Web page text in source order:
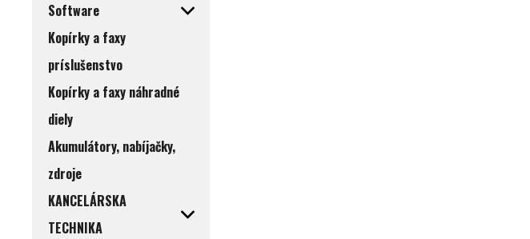
Software
Kopírky a faxy
príslušenstvo
Kopírky a faxy náhradné
diely
Akumulátory, nabíjačky,
zdroje
KANCELÁRSKA
TECHNIKA